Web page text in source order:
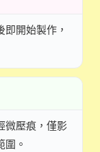
開始製作，
微壓痕，僅影
圍。